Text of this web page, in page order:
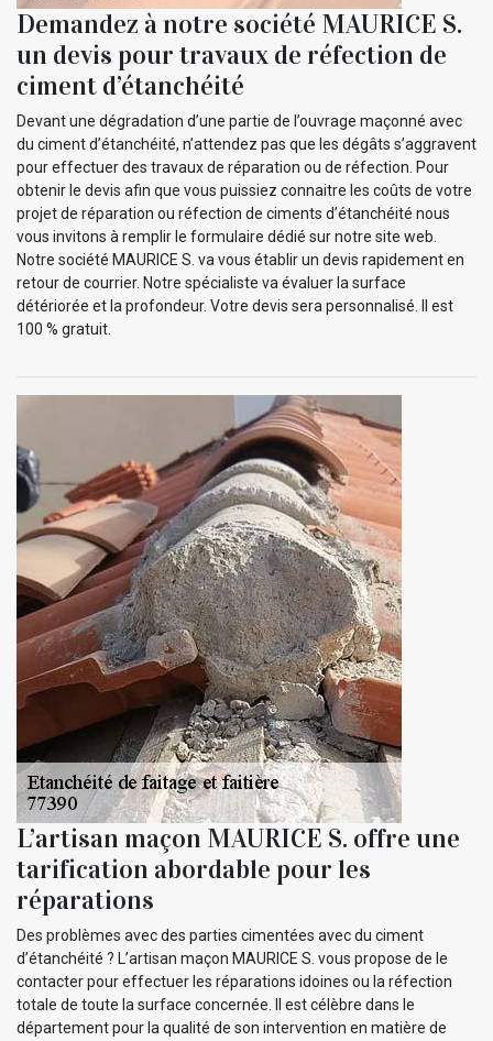
Demandez à notre société MAURICE S.
un devis pour travaux de réfection de
ciment d’étanchéité
Devant une dégradation d’une partie de l’ouvrage maçonné avec
du ciment d’étanchéité, n’attendez pas que les dégâts s’aggravent
pour effectuer des travaux de réparation ou de réfection. Pour
obtenir le devis afin que vous puissiez connaitre les coûts de votre
projet de réparation ou réfection de ciments d’étanchéité nous
vous invitons à remplir le formulaire dédié sur notre site web.
Notre société MAURICE S. va vous établir un devis rapidement en
retour de courrier. Notre spécialiste va évaluer la surface
détériorée et la profondeur. Votre devis sera personnalisé. Il est
100 % gratuit.
L’artisan maçon MAURICE S. offre une
tarification abordable pour les
réparations
Des problèmes avec des parties cimentées avec du ciment
d’étanchéité ? L’artisan maçon MAURICE S. vous propose de le
contacter pour effectuer les réparations idoines ou la réfection
totale de toute la surface concernée. Il est célèbre dans le
département pour la qualité de son intervention en matière de